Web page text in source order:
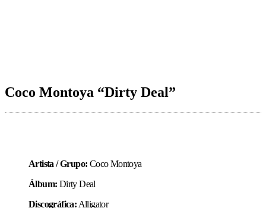
Coco Montoya “Dirty Deal”
Artista / Grupo: Coco Montoya
Álbum: Dirty Deal
Discográfica: Alligator